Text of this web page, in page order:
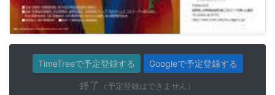
TimeTreeで予定登録する Googleで予定登録する
終了 （予定登録はできません）